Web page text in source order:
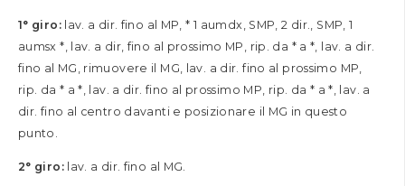
1° giro:lav. a dir. fino al MP, * 1 aumdx, SMP, 2 dir., SMP, 1
aumsx *, lav. a dir, fino al prossimo MP, rip. da * a *, lav. a dir.
fino al MG, rimuovere il MG, lav. a dir. fino al prossimo MP,
rip. da * a *, lav. a dir. fino al prossimo MP, rip. da * a *, lav. a
dir. fino al centro davanti e posizionare il MG in questo
punto.
2° giro:lav. a dir. fino al MG.